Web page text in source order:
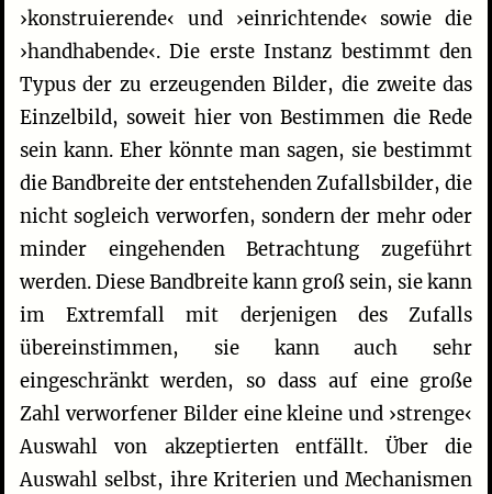
›konstruierende‹ und ›einrichtende‹ sowie die
›handhabende‹. Die erste Instanz bestimmt den
Typus der zu erzeugenden Bilder, die zweite das
Einzelbild, soweit hier von Bestimmen die Rede
sein kann. Eher könnte man sagen, sie bestimmt
die Bandbreite der entstehenden Zufallsbilder, die
nicht sogleich verworfen, sondern der mehr oder
minder eingehenden Betrachtung zugeführt
werden. Diese Bandbreite kann groß sein, sie kann
im Extremfall mit derjenigen des Zufalls
übereinstimmen, sie kann auch sehr
eingeschränkt werden, so dass auf eine große
Zahl verworfener Bilder eine kleine und ›strenge‹
Auswahl von akzeptierten entfällt. Über die
Auswahl selbst, ihre Kriterien und Mechanismen